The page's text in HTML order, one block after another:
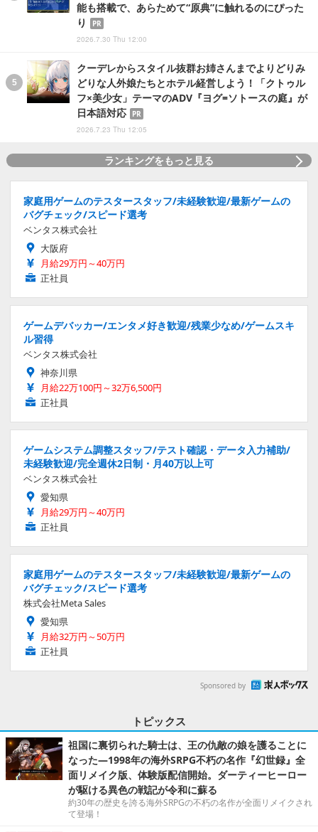
能も搭載で、あらためて“原典”に触れるのにぴった
り
PR
2026.7.30 Thu 12:00
クーデレからスタイル抜群お姉さんまでよりどりみ
どりな人外娘たちとホテル経営しよう！「クトゥル
フ×美少女」テーマのADV『ヨグ=ソトースの庭』が
日本語対応
PR
2026.7.23 Thu 12:05
ランキングをもっと見る
家庭用ゲームのテスタースタッフ/未経験歓迎/最新ゲームの
バグチェック/スピード選考
ベンタス株式会社
大阪府
月給29万円～40万円
正社員
ゲームデバッカー/エンタメ好き歓迎/残業少なめ/ゲームスキ
ル習得
ベンタス株式会社
神奈川県
月給22万100円～32万6,500円
正社員
ゲームシステム調整スタッフ/テスト確認・データ入力補助/
未経験歓迎/完全週休2日制・月40万以上可
ベンタス株式会社
愛知県
月給29万円～40万円
正社員
家庭用ゲームのテスタースタッフ/未経験歓迎/最新ゲームの
バグチェック/スピード選考
株式会社Meta Sales
愛知県
月給32万円～50万円
正社員
Sponsored by
トピックス
祖国に裏切られた騎士は、王の仇敵の娘を護ることに
なった―1998年の海外SRPG不朽の名作『幻世録』全
面リメイク版、体験版配信開始。ダーティーヒーロー
が駆ける異色の戦記が令和に蘇る
約30年の歴史を誇る海外SRPGの不朽の名作が全面リメイクされ
て登場！